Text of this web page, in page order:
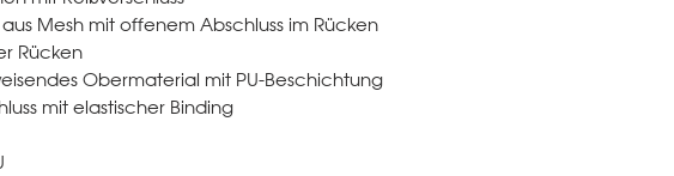
Mesh mit offenem Abschluss im Rücken
Rücken
Obermaterial mit PU-Beschichtung
mit elastischer Binding